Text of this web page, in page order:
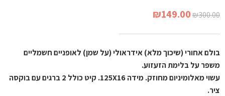
₪300.00
₪149.00
בולם אחורי (שיכוך מלא) אידראולי (על שמן) לאופניים חשמליים
משפר על בלימת הזעזוע.
עשוי מאלומיניום מחוזק. מידה 125X16. קיט כולל 2 ברגים עם בוקסה
ציר.